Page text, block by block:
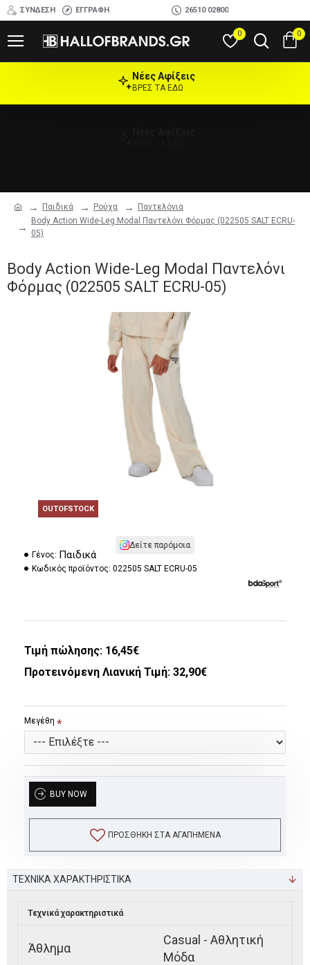
ΣΎΝΔΕΣΗ ΕΓΓΡΑΦΉ 26510 02800
0 0
Παιδικά Ρούχα
Παντελόνια
Body Action Wide-Leg Modal Παντελόνι Φόρμας (022505 SALT ECRU-
05)
Νέες Αφίξεις
ΒΡΕΣ ΤΑ ΕΔΩ
Body Action Wide-Leg Modal Παντελόνι
Φόρμας (022505 SALT ECRU-05)
OUTOFSTOCK
Δείτε παρόμοια
Γένος: Παιδικά
Κωδικός προϊόντος: 022505 SALT ECRU-05
Τιμή πώλησης: 16,45€
Προτεινόμενη Λιανική Τιμή: 32,90€
Μεγέθη
BUY NOW
ΠΡΟΣΘΉΚΗ ΣΤΑ ΑΓΑΠΗΜΈΝΑ
ΤΕΧΝΙΚΑ ΧΑΡΑΚΤΗΡΙΣΤΙΚΑ
Τεχνικά χαρακτηριστικά
Άθλημα
Casual - Αθλητική
Μόδα